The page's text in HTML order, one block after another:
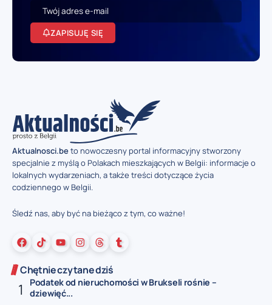
ZAPISUJĘ SIĘ
Aktualnosci.beto nowoczesny portal informacyjny stworzony
specjalnie z myślą o Polakach mieszkających w Belgii: informacje o
lokalnych wydarzeniach, a także treści dotyczące życia
codziennego w Belgii.
Śledź nas, aby być na bieżąco z tym, co ważne!
Chętnie czytane dziś
Podatek od nieruchomości w Brukseli rośnie –
dziewięć...